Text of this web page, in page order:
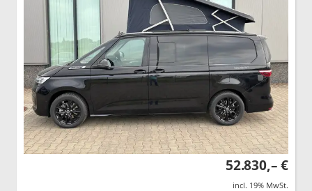
52.830,– €
incl. 19% MwSt.